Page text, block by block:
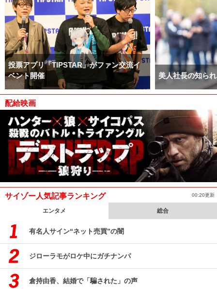
投票アプリ「TIPSTAR」がファン交流イ
ベント開催
美人社長の知ら
配給映画
サイゾー人気記事ランキング 00:20更新
エンタメ 総合
有名人サイン“ネット売買”の闇
ジローラモがロケ中にガチナンパ
倉持由香、結婚で「騙された」の声